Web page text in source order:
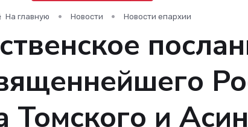
На главную Новости Новости епархии
Томского и